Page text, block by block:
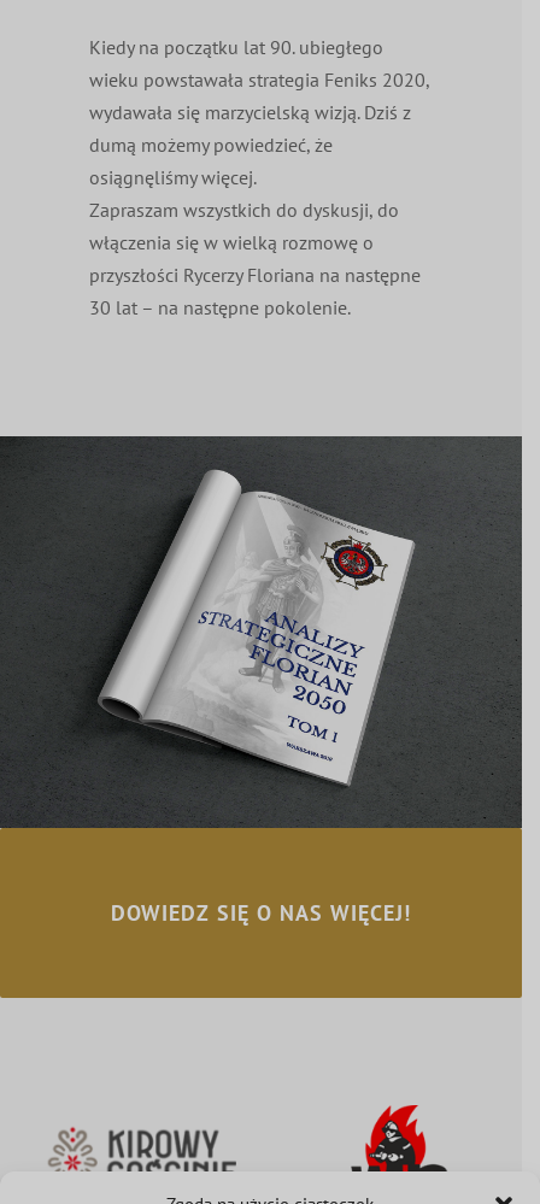
Kiedy na początku lat 90. ubiegłego
wieku powstawała strategia Feniks 2020,
wydawała się marzycielską wizją. Dziś z
dumą możemy powiedzieć, że
osiągnęliśmy więcej.
Zapraszam wszystkich do dyskusji, do
włączenia się w wielką rozmowę o
przyszłości Rycerzy Floriana na następne
30 lat – na następne pokolenie.
DOWIEDZ SIĘ O NAS WIĘCEJ!